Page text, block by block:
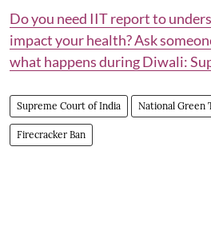
Do you need IIT report to
impact your health? Ask
what happens during Diwali:
Supreme Court of India National Green
Firecracker Ban